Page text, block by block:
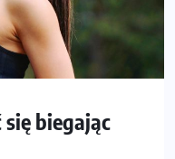
biegając